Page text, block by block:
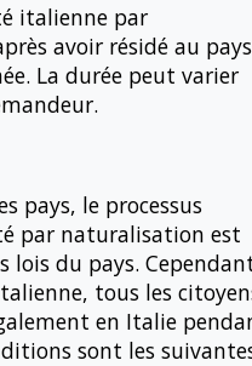
italienne par
avoir résidé au pays
La durée peut varier
pays, le processus
par naturalisation est
lois du pays.
tous les
en Italie
sont les